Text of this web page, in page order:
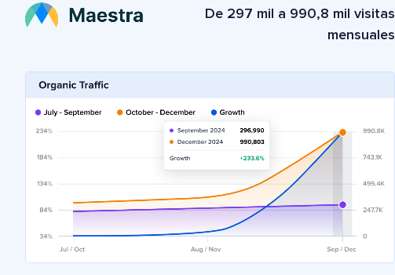
De 297 mil a 990,8 mil visitas
mensuales